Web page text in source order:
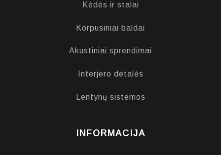
Kėdės ir stalai
Korpusiniai baldai
Akustiniai sprendimai
Interjero detalės
Lentynų sistemos
INFORMACIJA